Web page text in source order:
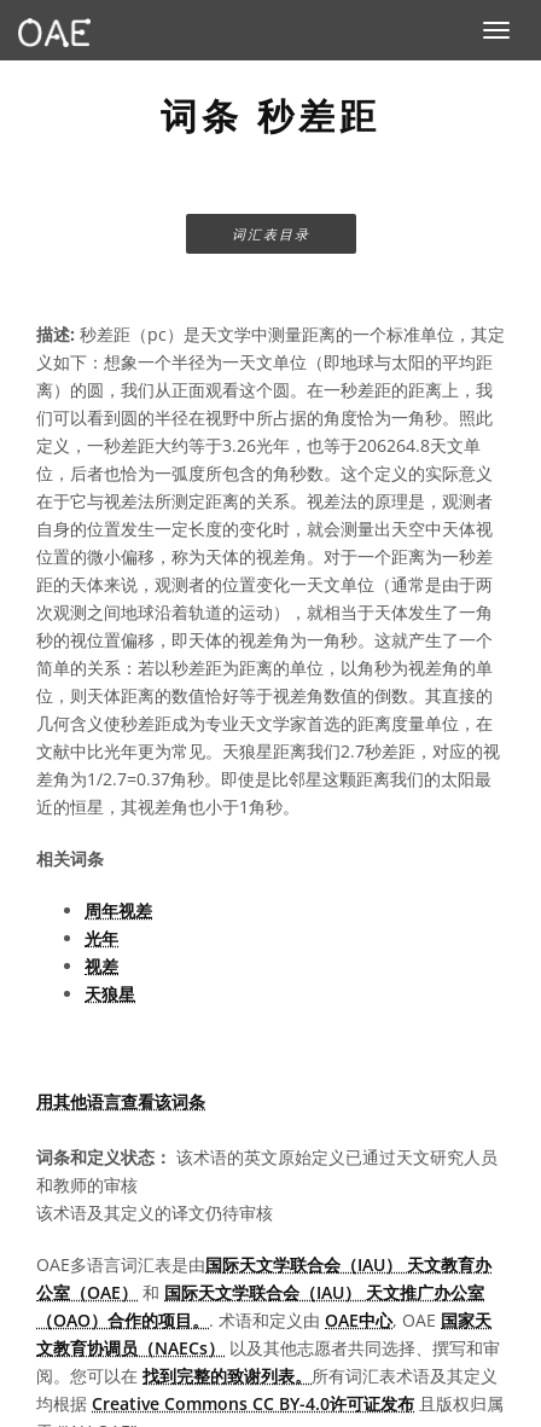
Toggle
词条 秒差距
词汇表目录
描述: 秒差距（pc）是天文学中测量距离的一个标准单位，其定
义如下：想象一个半径为一天文单位（即地球与太阳的平均距
离）的圆，我们从正面观看这个圆。在一秒差距的距离上，我
们可以看到圆的半径在视野中所占据的角度恰为一角秒。照此
定义，一秒差距大约等于3.26光年，也等于206264.8天文单
位，后者也恰为一弧度所包含的角秒数。这个定义的实际意义
在于它与视差法所测定距离的关系。视差法的原理是，观测者
自身的位置发生一定长度的变化时，就会测量出天空中天体视
位置的微小偏移，称为天体的视差角。对于一个距离为一秒差
距的天体来说，观测者的位置变化一天文单位（通常是由于两
次观测之间地球沿着轨道的运动），就相当于天体发生了一角
秒的视位置偏移，即天体的视差角为一角秒。这就产生了一个
简单的关系：若以秒差距为距离的单位，以角秒为视差角的单
位，则天体距离的数值恰好等于视差角数值的倒数。其直接的
几何含义使秒差距成为专业天文学家首选的距离度量单位，在
文献中比光年更为常见。天狼星距离我们2.7秒差距，对应的视
差角为1/2.7=0.37角秒。即使是比邻星这颗距离我们的太阳最
近的恒星，其视差角也小于1角秒。
相关词条
周年视差
光年
视差
天狼星
用其他语言查看该词条
词条和定义状态： 该术语的英文原始定义已通过天文研究人员
和教师的审核
该术语及其定义的译文仍待审核
OAE多语言词汇表是由国际天文学联合会（IAU） 天文教育办
公室（OAE）
和 国际天文学联合会（IAU） 天文推广办公室
（OAO）合作的项目。 . 术语和定义由 OAE中心, OAE 国家天
文教育协调员（NAECs）
以及其他志愿者共同选择、撰写和审
阅。您可以在 找到完整的致谢列表。 所有词汇表术语及其定义
均根据 Creative Commons CC BY-4.0许可证发布 且版权归属